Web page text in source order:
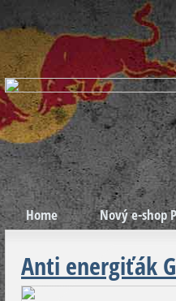
Home Nový e-shop
Anti energiťák